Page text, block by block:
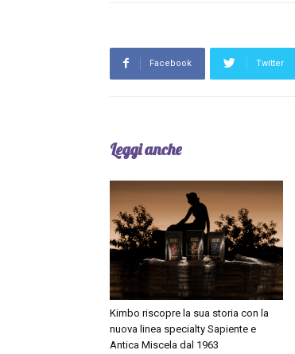
Facebook Twitter
Leggi anche
Kimbo riscopre la sua storia con la
nuova linea specialty Sapiente e
Antica Miscela dal 1963